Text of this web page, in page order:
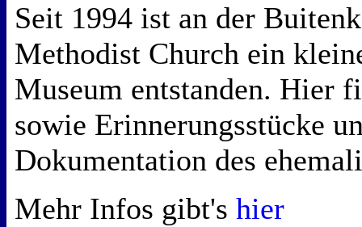
Seit 1994 ist an der
Methodist Church ein
Museum entstanden. Hier
sowie Erinnerungsstücke
Dokumentation des
Mehr Infos gibt's hier